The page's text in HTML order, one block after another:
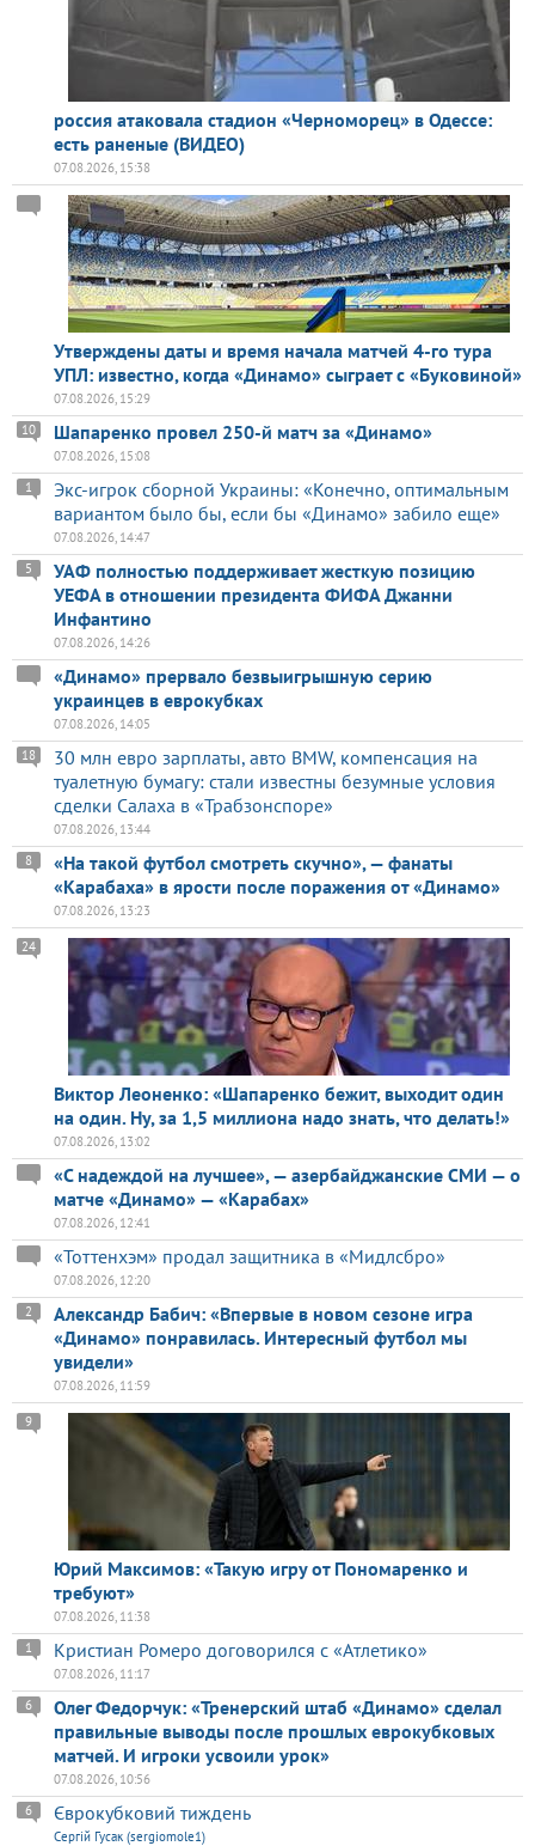
россия атаковала стадион «Черноморец» в Одессе:
есть раненые (ВИДЕО)
07.08.2026, 15:38
Утверждены даты и время начала матчей 4-го тура
УПЛ: известно, когда «Динамо» сыграет с «Буковиной»
07.08.2026, 15:29
Шапаренко провел 250-й матч за «Динамо»
10
07.08.2026, 15:08
Экс-игрок сборной Украины: «Конечно, оптимальным
вариантом было бы, если бы «Динамо» забило еще»
1
07.08.2026, 14:47
УАФ полностью поддерживает жесткую позицию
УЕФА в отношении президента ФИФА Джанни
Инфантино
5
07.08.2026, 14:26
«Динамо» прервало безвыигрышную серию
украинцев в еврокубках
07.08.2026, 14:05
30 млн евро зарплаты, авто BMW, компенсация на
туалетную бумагу: стали известны безумные условия
сделки Салаха в «Трабзонспоре»
18
07.08.2026, 13:44
«На такой футбол смотреть скучно», — фанаты
«Карабаха» в ярости после поражения от «Динамо»
8
07.08.2026, 13:23
Виктор Леоненко: «Шапаренко бежит, выходит один
на один. Ну, за 1,5 миллиона надо знать, что делать!»
24
07.08.2026, 13:02
«С надеждой на лучшее», — азербайджанские СМИ — о
матче «Динамо» — «Карабах»
07.08.2026, 12:41
«Тоттенхэм» продал защитника в «Мидлсбро»
07.08.2026, 12:20
Александр Бабич: «Впервые в новом сезоне игра
«Динамо» понравилась. Интересный футбол мы
увидели»
2
07.08.2026, 11:59
Юрий Максимов: «Такую игру от Пономаренко и
требуют»
9
07.08.2026, 11:38
Кристиан Ромеро договорился с «Атлетико»
1
07.08.2026, 11:17
Олег Федорчук: «Тренерский штаб «Динамо» сделал
правильные выводы после прошлых еврокубковых
матчей. И игроки усвоили урок»
6
07.08.2026, 10:56
Єврокубковий тиждень
6
Сергій Гусак (sergiomole1)